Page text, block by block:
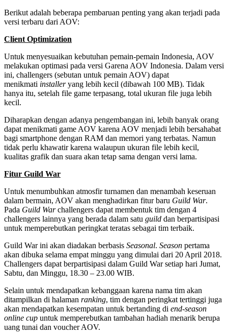
Berikut adalah beberapa pembaruan penting yang akan terjadi pada
versi terbaru dari AOV:
Client Optimization
Untuk menyesuaikan kebutuhan pemain-pemain Indonesia, AOV
melakukan optimasi pada versi Garena AOV Indonesia. Dalam versi
ini, challengers (sebutan untuk pemain AOV) dapat
menikmati installeryang lebih kecil (dibawah 100 MB). Tidak
hanya itu, setelah file game terpasang, total ukuran file juga lebih
kecil.
Diharapkan dengan adanya pengembangan ini, lebih banyak orang
dapat menikmati game AOV karena AOV menjadi lebih bersahabat
bagi smartphone dengan RAM dan memori yang terbatas. Namun
tidak perlu khawatir karena walaupun ukuran file lebih kecil,
kualitas grafik dan suara akan tetap sama dengan versi lama.
Fitur Guild War
Untuk menumbuhkan atmosfir turnamen dan menambah keseruan
dalam bermain, AOV akan menghadirkan fitur baru Guild War.
Pada Guild Warchallengers dapat membentuk tim dengan 4
challengers lainnya yang berada dalam satu guild dan berpartisipasi
untuk memperebutkan peringkat teratas sebagai tim terbaik.
Guild War ini akan diadakan berbasis Seasonal. Season pertama
akan dibuka selama empat minggu yang dimulai dari 20 April 2018.
Challengers dapat berpartisipasi dalam Guild War setiap hari Jumat,
Sabtu, dan Minggu, 18.30 – 23.00 WIB.
Selain untuk mendapatkan kebanggaan karena nama tim akan
ditampilkan di halaman ranking, tim dengan peringkat tertinggi juga
akan mendapatkan kesempatan untuk bertanding di end-season
online cup untuk memperebutkan tambahan hadiah menarik berupa
uang tunai dan voucher AOV.